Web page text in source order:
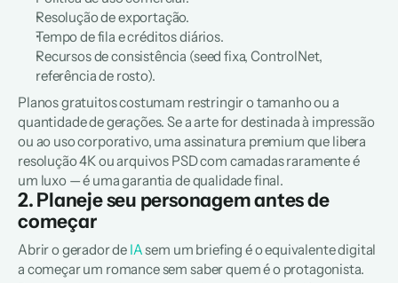
Resolução de exportação.
Tempo de fila e créditos diários.
Recursos de consistência (seed fixa, ControlNet,
referência de rosto).
Planos gratuitos costumam restringir o tamanho ou a
quantidade de gerações. Se a arte for destinada à impressão
ou ao uso corporativo, uma assinatura premium que libera
resolução 4K ou arquivos PSD com camadas raramente é
um luxo — é uma garantia de qualidade final.
2. Planeje seu personagem antes de
começar
Abrir o gerador de IA sem um briefing é o equivalente digital
a começar um romance sem saber quem é o protagonista.